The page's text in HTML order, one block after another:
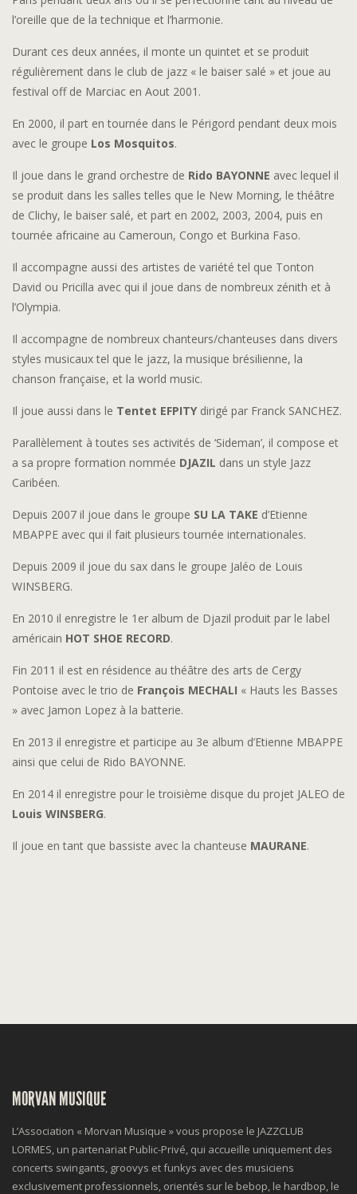
l’oreille que de la technique et l’harmonie.
Durant ces deux années, il monte un quintet et se produit
régulièrement dans le club de jazz « le baiser salé » et joue au
festival off de Marciac en Aout 2001.
En 2000, il part en tournée dans le Périgord pendant deux mois
avec le groupe Los Mosquitos.
Il joue dans le grand orchestre de Rido BAYONNE avec lequel il
se produit dans les salles telles que le New Morning, le théâtre
de Clichy, le baiser salé, et part en 2002, 2003, 2004, puis en
tournée africaine au Cameroun, Congo et Burkina Faso.
Il accompagne aussi des artistes de variété tel que Tonton
David ou Pricilla avec qui il joue dans de nombreux zénith et à
l’Olympia.
Il accompagne de nombreux chanteurs/chanteuses dans divers
styles musicaux tel que le jazz, la musique brésilienne, la
chanson française, et la world music.
Il joue aussi dans le Tentet EFPITYdirigé par Franck SANCHEZ.
Parallèlement à toutes ses activités de ‘Sideman’, il compose et
a sa propre formation nommée DJAZIL dans un style Jazz
Caribéen.
Depuis 2007 il joue dans le groupe SU LA TAKE d’Etienne
MBAPPE avec qui il fait plusieurs tournée internationales.
Depuis 2009 il joue du sax dans le groupe Jaléo de Louis
WINSBERG.
En 2010 il enregistre le 1er album de Djazil produit par le label
américain HOT SHOE RECORD.
Fin 2011 il est en résidence au théâtre des arts de Cergy
Pontoise avec le trio de François MECHALI « Hauts les Basses
» avec Jamon Lopez à la batterie.
En 2013 il enregistre et participe au 3e album d’Etienne MBAPPE
ainsi que celui de Rido BAYONNE.
En 2014 il enregistre pour le troisième disque du projet JALEO de
Louis WINSBERG.
Il joue en tant que bassiste avec la chanteuse MAURANE.
MORVAN MUSIQUE
L’Association « Morvan Musique » vous propose le JAZZCLUB
LORMES, un partenariat Public-Privé, qui accueille uniquement des
concerts swingants, groovys et funkys avec des musiciens
exclusivement professionnels, orientés sur le bebop, le hardbop, le